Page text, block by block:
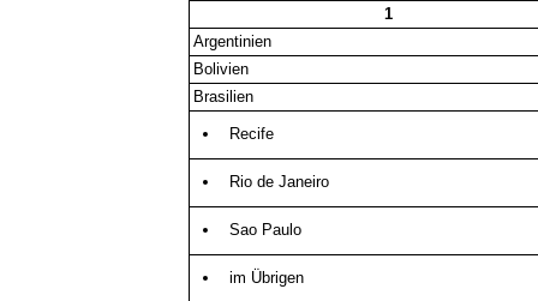
1
Argentinien
Bolivien
Brasilien
Recife
Rio de Janeiro
Sao Paulo
im Übrigen